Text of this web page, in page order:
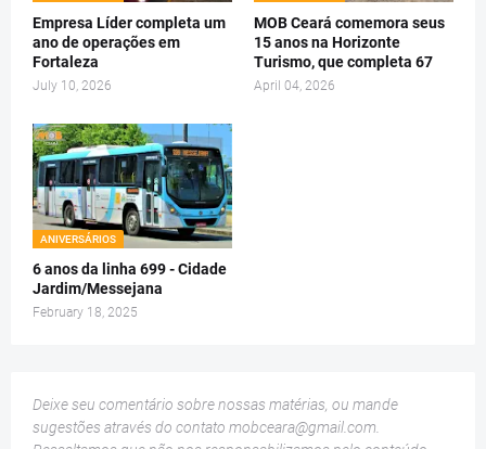
Empresa Líder completa um
ano de operações em
Fortaleza
July 10, 2026
MOB Ceará comemora seus
15 anos na Horizonte
Turismo, que completa 67
April 04, 2026
ANIVERSÁRIOS
6 anos da linha 699 - Cidade
Jardim/Messejana
February 18, 2025
Deixe seu comentário sobre nossas matérias, ou mande
sugestões através do contato mobceara@gmail.com